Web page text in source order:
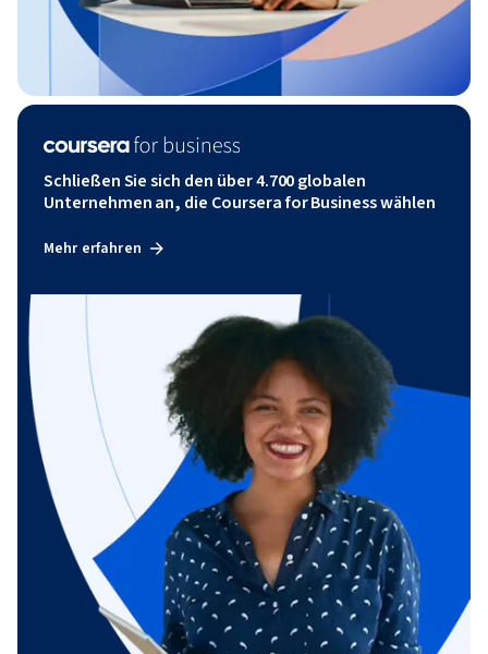
Schließen Sie sich den über 4.700 globalen
Unternehmen an, die Coursera for Business wählen
Mehr erfahren